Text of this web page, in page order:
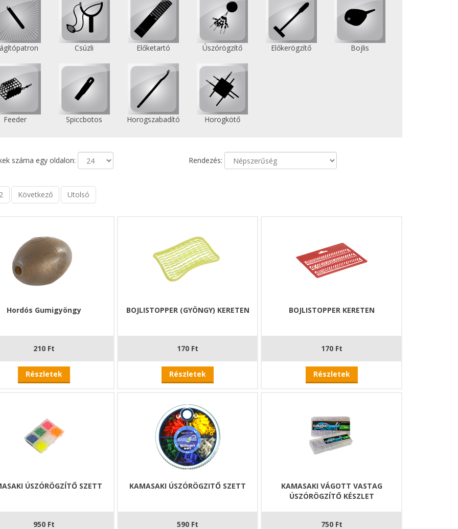
Csúzli Előketartó Úszórögzítő Előkerögzítő Bojlis
Feeder Spiccbotos Horogszabadító Horogkötő
száma egy oldalon: Rendezés:
Következő Utolsó
Hordós Gumigyöngy
210 Ft
Részletek
BOJLISTOPPER (GYÖNGY) KERETEN
170 Ft
Részletek
BOJLISTOPPER KERETEN
170 Ft
Részletek
ÚSZÓRÖGZÍTŐ SZETT
950 Ft
KAMASAKI ÚSZÓRÖGZITŐ SZETT
590 Ft
KAMASAKI VÁGOTT VASTAG
ÚSZÓRÖGZÍTŐ KÉSZLET
750 Ft